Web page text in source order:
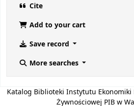
Cite
Add to your cart
Save record
More searches
Katalog Biblioteki Instytutu Ekonomiki
Żywnościowej PIB w